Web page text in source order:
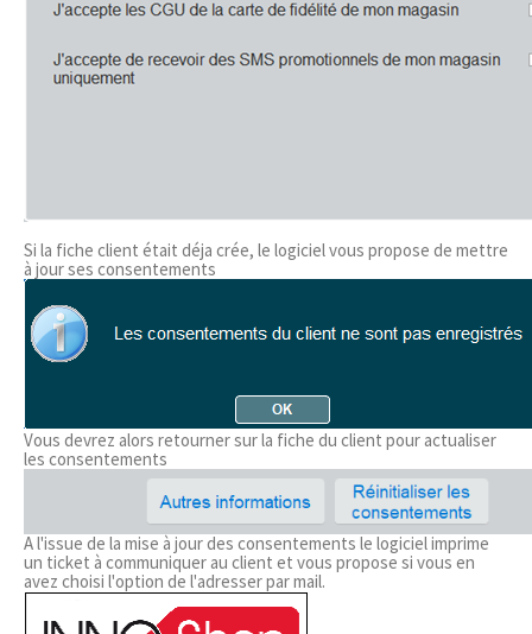
Si la fiche client était déja crée, le logiciel vous propose de mettre
à jour ses consentements
Vous devrez alors retourner sur la fiche du client pour actualiser
les consentements
A l'issue de la mise à jour des consentements le logiciel imprime
un ticket à communiquer au client et vous propose si vous en
avez choisi l'option de l'adresser par mail.